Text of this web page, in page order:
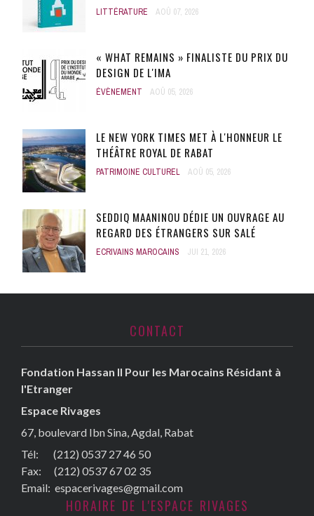
LITTÉRATURE AOÛ 07, 2026
« WHAT REMAINS » FINALISTE DU PRIX DU
DESIGN DE L'IMA
ÉVÈNEMENT AOÛ 05, 2026
LE NEW YORK TIMES MET À L'HONNEUR LE
THÉÂTRE ROYAL DE RABAT
PATRIMOINE CULTUREL AOÛ 05, 2026
SEDDIQ MAANINOU DÉDIE UN OUVRAGE AU
REGARD DES ÉTRANGERS SUR SALÉ
ECRIVAINS MAROCAINS JUI 21, 2026
CONTACT
Fondation Hassan II Pour les Marocains Résidant à
l'Etranger
Espace Rivages
67, boulevard Ibn Sina, Agdal, Rabat
Tél: (212) 0537 27 46 50
Fax: (212) 0537 67 02 35
Email: espacerivages@gmail.com
HORAIRE DE L'ESPACE RIVAGES